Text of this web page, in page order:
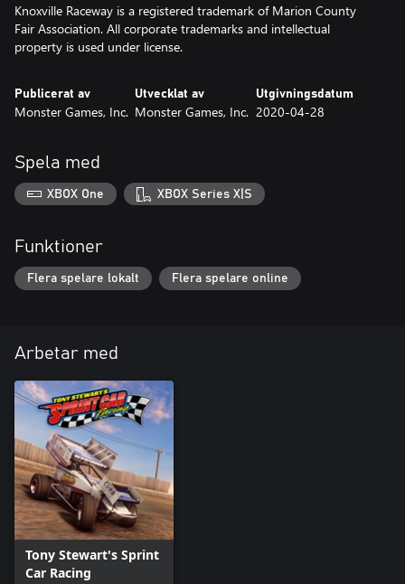
Knoxville Raceway is a registered trademark of Marion County
Fair Association. All corporate trademarks and intellectual
property is used under license.
Publicerat av
Monster Games, Inc.
Utvecklat av
Monster Games, Inc.
Utgivningsdatum
2020-04-28
Spela med
XBOX One XBOX Series X|S
Funktioner
Flera spelare lokalt Flera spelare online
Arbetar med
Tony Stewart's Sprint
Car Racing